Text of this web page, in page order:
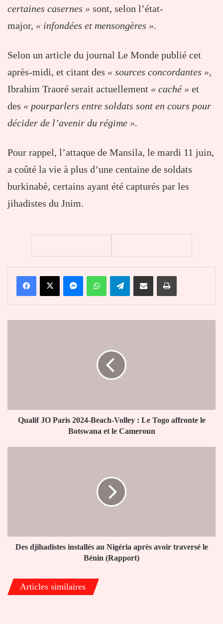
certaines casernes » sont, selon l’état-
major, « infondées et mensongères ».
Selon un article du journal Le Monde publié cet
après-midi, et citant des « sources concordantes »,
Ibrahim Traoré serait actuellement « caché » et
des « pourparlers entre soldats sont en cours pour
décider de l’avenir du régime ».
Pour rappel, l’attaque de Mansila, le mardi 11 juin,
a coûté la vie à plus d’une centaine de soldats
burkinabè, certains ayant été capturés par les
jihadistes du Jnim.
FacebookX MessengerWhatsAppTelegramPartager par email Imprimer
Togo
affronte
Qualif JO Paris 2024-Beach-Volley : Le Togo affronte le
Botswana et le Cameroun
le
Bénin
Des djihadistes installés au Nigéria après avoir traversé le
Bénin (Rapport)
Articles similaires